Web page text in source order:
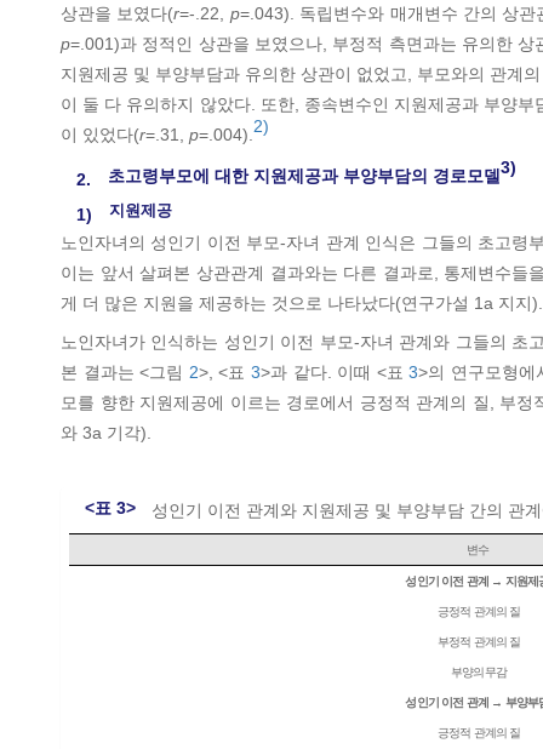
상관을 보였다(r=-.22, p=.043). 독립변수와 매개변수 간의 상
p=.001)과 정적인 상관을 보였으나, 부정적 측면과는 유의한
지원제공 및 부양부담과 유의한 상관이 없었고, 부모와의 관계
이 둘 다 유의하지 않았다. 또한, 종속변수인 지원제공과 부양
이 있었다(r=.31, p=.004). 2)
2. 초고령부모에 대한 지원제공과 부양부담의 경로모델3)
1) 지원제공
노인자녀의 성인기 이전 부모-자녀 관계 인식은 그들의 초고
이는 앞서 살펴본 상관관계 결과와는 다른 결과로, 통제변수
게 더 많은 지원을 제공하는 것으로 나타났다(연구가설 1a 지지).
노인자녀가 인식하는 성인기 이전 부모-자녀 관계와 그들의
본 결과는 <그림 2>, <표 3>과 같다. 이때 <표3>의 연구모형에
모를 향한 지원제공에 이르는 경로에서 긍정적 관계의 질, 부
와 3a 기각).
<표 3> 성인기 이전 관계와 지원제공 및 부양부담 간의 관
변수
성인기 이전 관계 → 지원제
긍정적 관계의 질
부정적 관계의 질
부양의무감
성인기 이전 관계 → 부양부
긍정적 관계의 질